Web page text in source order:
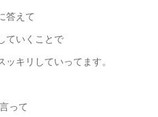
答えて
ていくことで
キリしていってます。
って